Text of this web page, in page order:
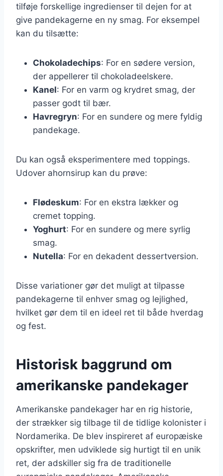
tilføje forskellige ingredienser til dejen for at
give pandekagerne en ny smag. For eksempel
kan du tilsætte:
Chokoladechips: For en sødere version,
der appellerer til chokoladeelskere.
Kanel: For en varm og krydret smag, der
passer godt til bær.
Havregryn: For en sundere og mere fyldig
pandekage.
Du kan også eksperimentere med toppings.
Udover ahornsirup kan du prøve:
Flødeskum: For en ekstra lækker og
cremet topping.
Yoghurt: For en sundere og mere syrlig
smag.
Nutella: For en dekadent dessertversion.
Disse variationer gør det muligt at tilpasse
pandekagerne til enhver smag og lejlighed,
hvilket gør dem til en ideel ret til både hverdag
og fest.
Historisk baggrund om
amerikanske pandekager
Amerikanske pandekager har en rig historie,
der strækker sig tilbage til de tidlige kolonister i
Nordamerika. De blev inspireret af europæiske
opskrifter, men udviklede sig hurtigt til en unik
ret, der adskiller sig fra de traditionelle